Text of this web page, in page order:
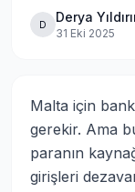
D Derya
31 Eki 2025
Malta için
gerekir. Ama
paranın
girişleri